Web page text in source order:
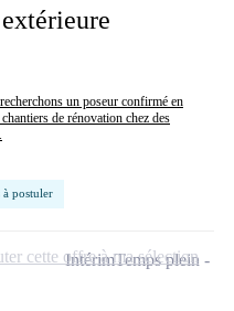
un poseur confirmé en
de rénovation chez des
à postuler
IntérimTemps plein
cette offre à ma sélection